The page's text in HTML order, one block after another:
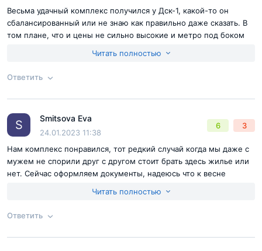
Согласен справилами публикациина сайте
Отправить комментарий
Весьма удачный комплекс получился у Дск-1, какой-то он
сбалансированный или не знаю как правильно даже сказать. В
том плане, что и цены не сильно высокие и метро под боком
чуть дальше лесопарк имеется. В общем классный комплекс
Читать полностью
Ответить
Ответ на отзыв
Согласен справилами публикациина сайте
S Smitsova Eva
24.01.2023 11:38
6 3
Нам комплекс понравился, тот редкий случай когда мы даже с
мужем не спорили друг с другом стоит брать здесь жилье или
нет. Сейчас оформляем документы, надеюсь что к весне
то это такая штука которую сложно прогнозировать, особенно
Читать полностью
Ответить